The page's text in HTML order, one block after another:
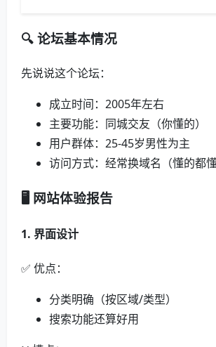
🔍 论坛基本情况
先说说这个论坛：
成立时间：2005年左右
主要功能：同城交友（你懂的）
用户群体：25-45岁男性为主
访问方式：经常换域名（懂的都懂
🖥️ 网站体验报告
1. 界面设计
✅ 优点：
分类明确（按区域/类型）
搜索功能还算好用